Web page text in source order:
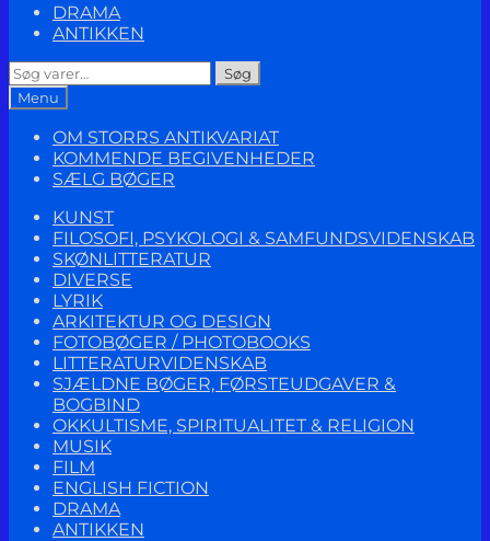
DRAMA
ANTIKKEN
Søg
efter:
Søg
Menu
OM STORRS ANTIKVARIAT
KOMMENDE BEGIVENHEDER
SÆLG BØGER
KUNST
FILOSOFI, PSYKOLOGI & SAMFUNDSVIDENSKAB
SKØNLITTERATUR
DIVERSE
LYRIK
ARKITEKTUR OG DESIGN
FOTOBØGER / PHOTOBOOKS
LITTERATURVIDENSKAB
SJÆLDNE BØGER, FØRSTEUDGAVER &
BOGBIND
OKKULTISME, SPIRITUALITET & RELIGION
MUSIK
FILM
ENGLISH FICTION
DRAMA
ANTIKKEN